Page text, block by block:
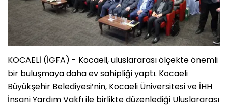
KOCAELİ (İGFA) - Kocaeli, uluslararası ölçekte önemli
bir buluşmaya daha ev sahipliği yaptı. Kocaeli
Büyükşehir Belediyesi’nin, Kocaeli Üniversitesi ve İHH
İnsani Yardım Vakfı ile birlikte düzenlediği Uluslararası